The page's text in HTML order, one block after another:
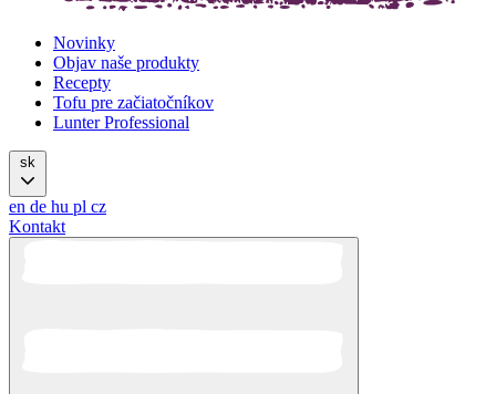
Novinky
Objav naše produkty
Recepty
Tofu pre začiatočníkov
Lunter Professional
sk
en de hu pl cz
Kontakt